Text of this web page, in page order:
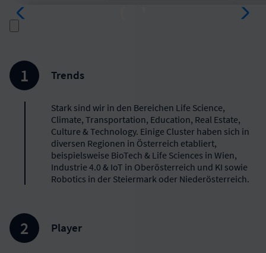
Trends
Stark sind wir in den Bereichen Life Science,
Climate, Transportation, Education, Real Estate,
Culture & Technology. Einige Cluster haben sich in
diversen Regionen in Österreich etabliert,
beispielsweise BioTech & Life Sciences in Wien,
Industrie 4.0 & IoT in Oberösterreich und KI sowie
Robotics in der Steiermark oder Niederösterreich.
Player